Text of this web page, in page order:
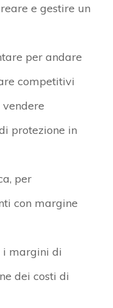
e gestire un
per andare
competitivi
protezione in
per
con margine
margini di
dei costi di